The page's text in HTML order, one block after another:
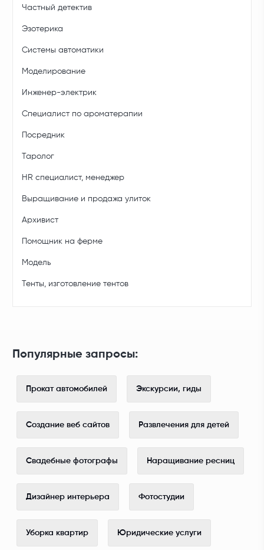
Частный детектив
Эзотерика
Системы автоматики
Моделирование
Инженер-электрик
Специалист по ароматерапии
Посредник
Таролог
HR специалист, менеджер
Выращивание и продажа улиток
Архивист
Помощник на ферме
Модель
Тенты, изготовление тентов
Популярные запросы:
Прокат автомобилей Экскурсии, гиды
Создание веб сайтов Развлечения для детей
Свадебные фотографы Наращивание ресниц
Дизайнер интерьера Фотостудии
Уборка квартир Юридические услуги